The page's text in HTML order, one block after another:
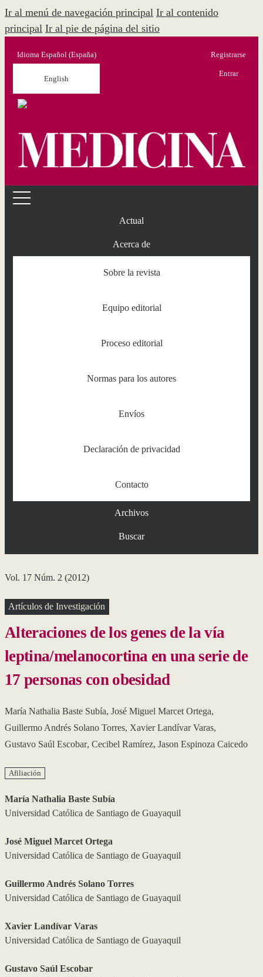
Ir al menú de navegación principal Ir al contenido
principal Ir al pie de página del sitio
Idioma Español (España)
English
Registrarse
Entrar
Actual
Acerca de
Sobre la revista
Equipo editorial
Proceso editorial
Normas para los autores
Envíos
Declaración de privacidad
Contacto
Archivos
Buscar
Vol. 17 Núm. 2 (2012)
Artículos de Investigación
Alteraciones de los genes de la vía
leptina/melanocortina en una serie de
17 personas con obesidad
María Nathalia Baste Subía, José Miguel Marcet Ortega,
Guillermo Andrés Solano Torres, Xavier Landívar Varas,
Gustavo Saúl Escobar, Cecibel Ramírez, Jason Espinoza Caicedo
Afiliación
María Nathalia Baste Subía
Universidad Católica de Santiago de Guayaquil
José Miguel Marcet Ortega
Universidad Católica de Santiago de Guayaquil
Guillermo Andrés Solano Torres
Universidad Católica de Santiago de Guayaquil
Xavier Landívar Varas
Universidad Católica de Santiago de Guayaquil
Gustavo Saúl Escobar